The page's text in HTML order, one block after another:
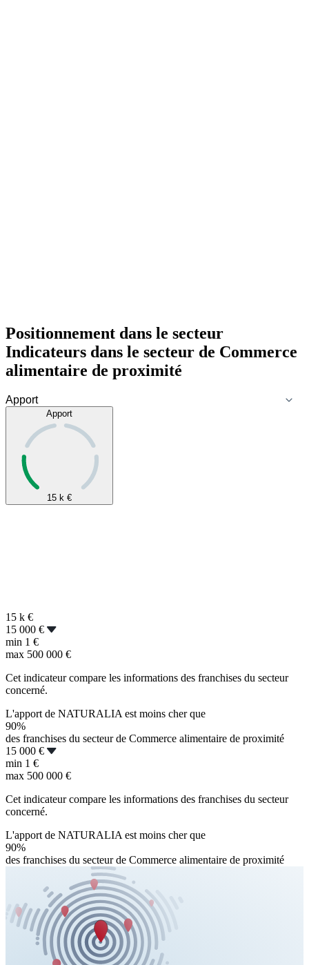
Positionnement dans le secteur
Indicateurs dans le secteur de Commerce
alimentaire de proximité
Apport
15 k €
15 k €
15 000 €
min 1 €
max 500 000 €
Cet indicateur compare les informations des franchises du secteur
concerné.
L'apport de NATURALIA est moins cher que
90%
des franchises du secteur de Commerce alimentaire de proximité
15 000 €
min 1 €
max 500 000 €
Cet indicateur compare les informations des franchises du secteur
concerné.
L'apport de NATURALIA est moins cher que
90%
des franchises du secteur de Commerce alimentaire de proximité